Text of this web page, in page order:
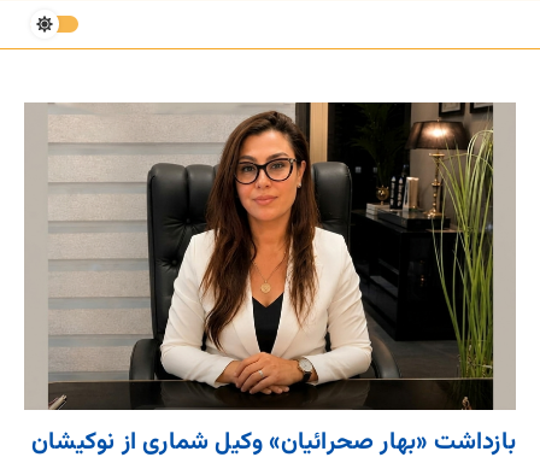
بازداشت «بهار صحرائیان» وکیل شماری از نوکیشان